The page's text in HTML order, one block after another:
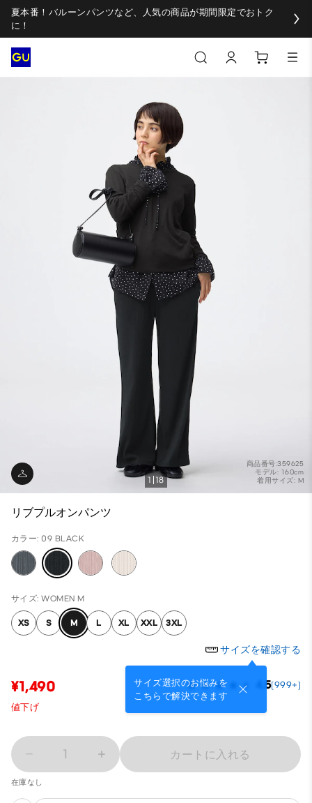
夏本番！バルーンパンツなど、人気の商品が期間限定でおトク
に！
商品番号:359625
モデル: 160cm
着用サイズ: M
1 18
リブプルオンパンツ
カラー: 09 BLACK
サイズ: WOMEN M
XS S M L XL XXL 3XL
サイズを確認する
サイズ選択のお悩みを
こちらで解決できます
¥1,490 4.5(999+)
値下げ
1 カートに入れる
在庫なし